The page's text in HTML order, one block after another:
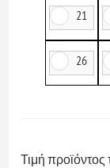
21
26
Τιμή προϊόντος